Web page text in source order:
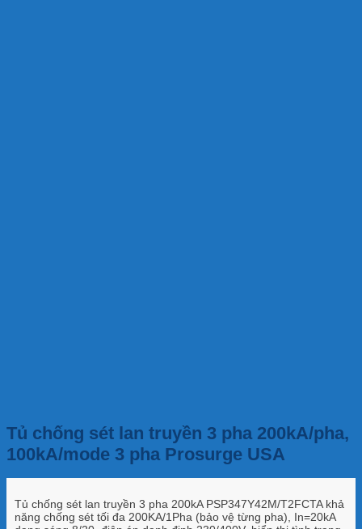
Tủ chống sét lan truyền 3 pha 200kA/pha,
100kA/mode 3 pha Prosurge USA
Tủ chống sét lan truyền 3 pha 200kA PSP347Y42M/T2FCTA khả
năng chống sét tối đa 200KA/1Pha (bảo vệ từng pha), In=20kA